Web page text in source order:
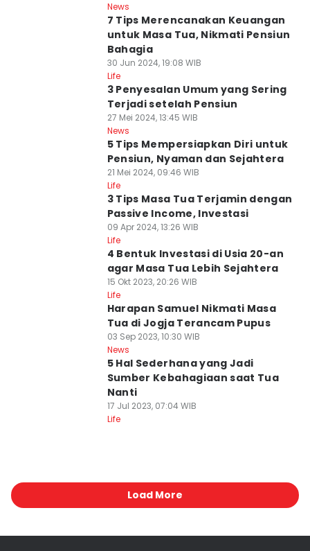
News
7 Tips Merencanakan Keuangan
untuk Masa Tua, Nikmati Pensiun
Bahagia
30 Jun 2024, 19:08 WIB
Life
3 Penyesalan Umum yang Sering
Terjadi setelah Pensiun
27 Mei 2024, 13:45 WIB
News
5 Tips Mempersiapkan Diri untuk
Pensiun, Nyaman dan Sejahtera
21 Mei 2024, 09:46 WIB
Life
3 Tips Masa Tua Terjamin dengan
Passive Income, Investasi
09 Apr 2024, 13:26 WIB
Life
4 Bentuk Investasi di Usia 20-an
agar Masa Tua Lebih Sejahtera
15 Okt 2023, 20:26 WIB
Life
Harapan Samuel Nikmati Masa
Tua di Jogja Terancam Pupus
03 Sep 2023, 10:30 WIB
News
5 Hal Sederhana yang Jadi
Sumber Kebahagiaan saat Tua
Nanti
17 Jul 2023, 07:04 WIB
Life
Load More